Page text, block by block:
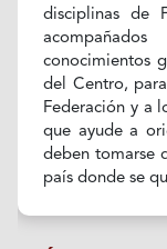
disciplinas de
conocimientos
del Centro,
Federación y a
que ayude a
deben tomarse
país donde se